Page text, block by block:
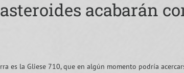
acabarán
es la Gliese 710, que en algún momento podría